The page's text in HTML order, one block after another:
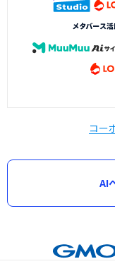
コー
AI